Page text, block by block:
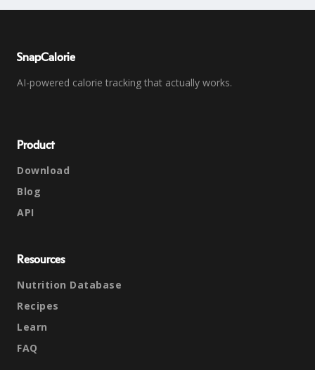
SnapCalorie
AI-powered calorie tracking that actually works.
Product
Download
Blog
API
Resources
Nutrition Database
Recipes
Learn
FAQ